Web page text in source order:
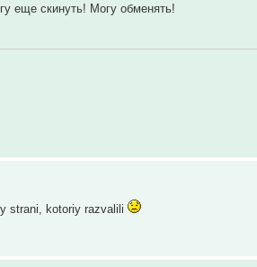
еще скинуть! Могу обменять!
strani, kotoriy razvalili